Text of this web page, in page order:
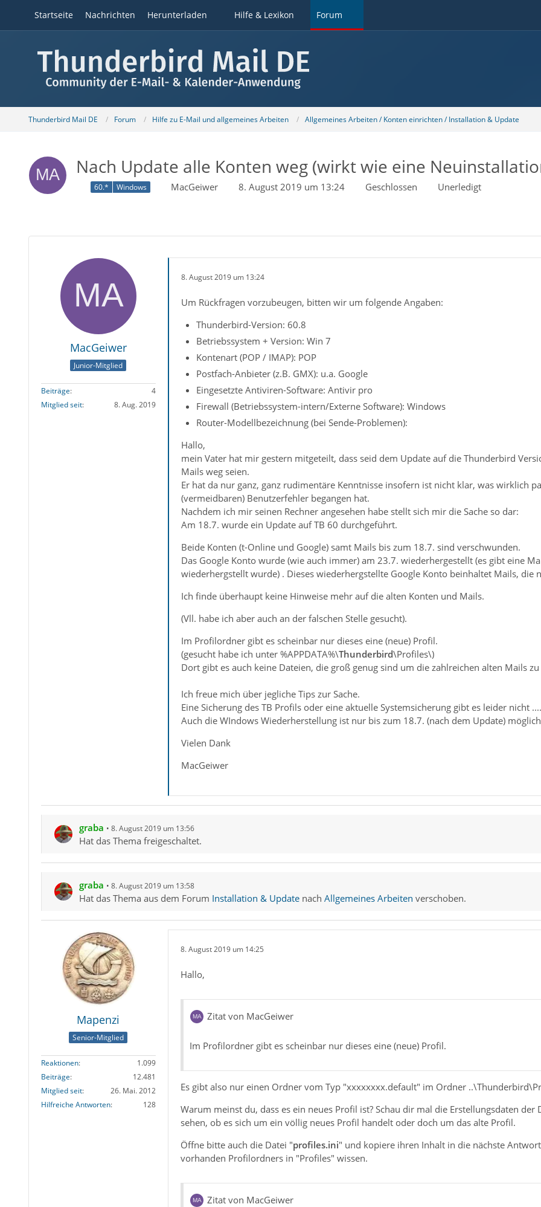
Startseite Nachrichten Herunterladen Hilfe & Lexikon Forum
Thunderbird Mail DE Forum Hilfe zu E-Mail und allgemeines Arbeiten Allgemeines Arbeiten / Konten einrichten / Installation & Update
Nach Update alle Konten weg (wirkt wie eine
60.* Windows MacGeiwer 8. August 2019 um 13:24 Geschlossen Unerledigt
MacGeiwer
Junior-Mitglied
Beiträge
4
Mitglied seit
8. Aug. 2019
8. August 2019 um 13:24
Um Rückfragen vorzubeugen, bitten wir um folgende Angaben:
Thunderbird-Version: 60.8
Betriebssystem + Version: Win 7
Kontenart (POP / IMAP): POP
Postfach-Anbieter (z.B. GMX): u.a. Google
Eingesetzte Antiviren-Software: Antivir pro
Firewall (Betriebssystem-intern/Externe Software): Windows
Router-Modellbezeichnung (bei Sende-Problemen):
Hallo,
mein Vater hat mir gestern mitgeteilt, dass seid dem Update auf die Thunderbird
Mails weg seien.
Er hat da nur ganz, ganz rudimentäre Kenntnisse insofern ist nicht klar, was wirklich
(vermeidbaren) Benutzerfehler begangen hat.
Nachdem ich mir seinen Rechner angesehen habe stellt sich mir die Sache so dar:
Am 18.7. wurde ein Update auf TB 60 durchgeführt.
Beide Konten (t-Online und Google) samt Mails bis zum 18.7. sind verschwunden.
Das Google Konto wurde (wie auch immer) am 23.7. wiederhergestellt (es gibt eine
wiederhergstellt wurde) . Dieses wiederhergstellte Google Konto beinhaltet Mails, die
Ich finde überhaupt keine Hinweise mehr auf die alten Konten und Mails.
(Vll. habe ich aber auch an der falschen Stelle gesucht).
Im Profilordner gibt es scheinbar nur dieses eine (neue) Profil.
(gesucht habe ich unter %APPDATA%\Thunderbird\Profiles\)
Dort gibt es auch keine Dateien, die groß genug sind um die zahlreichen alten Mails
Ich freue mich über jegliche Tips zur Sache.
Eine Sicherung des TB Profils oder eine aktuelle Systemsicherung gibt es leider nicht
Auch die WIndows Wiederherstellung ist nur bis zum 18.7. (nach dem Update)
Vielen Dank
MacGeiwer
graba 8. August 2019 um 13:56
Hat das Thema freigeschaltet.
graba 8. August 2019 um 13:58
Hat das Thema aus dem Forum Installation & Updatenach Allgemeines Arbeiten verschoben.
Mapenzi
Senior-Mitglied
Reaktionen
1.099
Beiträge
12.481
Mitglied seit
26. Mai. 2012
Hilfreiche Antworten
128
8. August 2019 um 14:25
Hallo,
Zitat von MacGeiwer
Im Profilordner gibt es scheinbar nur dieses eine (neue) Profil.
Es gibt also nur einen Ordner vom Typ "xxxxxxxx.default" im Ordner
Warum meinst du, dass es ein neues Profil ist? Schau dir mal die Erstellungsdaten
sehen, ob es sich um ein völlig neues Profil handelt oder doch um das alte Profil.
Öffne bitte auch die Datei "profiles.ini" und kopiere ihren Inhalt in die nächste
vorhanden Profilordners in "Profiles" wissen.
Zitat von MacGeiwer